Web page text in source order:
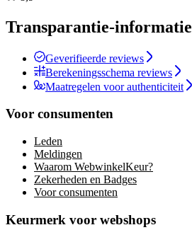
Transparantie-informatie
Geverifieerde reviews
Berekeningsschema reviews
Maatregelen voor authenticiteit
Voor consumenten
Leden
Meldingen
Waarom WebwinkelKeur?
Zekerheden en Badges
Voor consumenten
Keurmerk voor webshops